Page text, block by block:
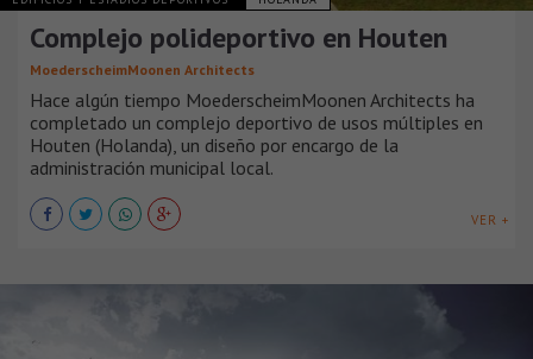
Complejo polideportivo en Houten
MoederscheimMoonen Architects
Hace algún tiempo MoederscheimMoonen Architects ha
completado un complejo deportivo de usos múltiples en
Houten (Holanda), un diseño por encargo de la
administración municipal local.
VER +